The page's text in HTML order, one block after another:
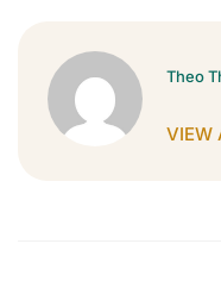
Theo
VIEW